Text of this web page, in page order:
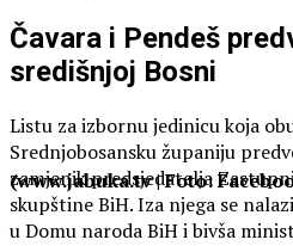
(www.jabuka.tv | Foto:
Čavara i Pendeš
središnjoj Bosni
Listu za izbornu jedinicu koja
Srednjobosansku županiju
zamjenik predsjedatelja
skupštine BiH. Iza njega se
u Domu naroda BiH i bivša